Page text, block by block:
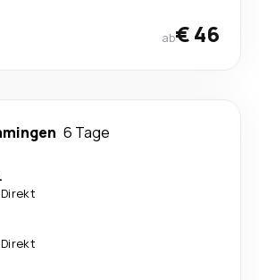
ab€ 46
6 Tage
Direkt
Direkt